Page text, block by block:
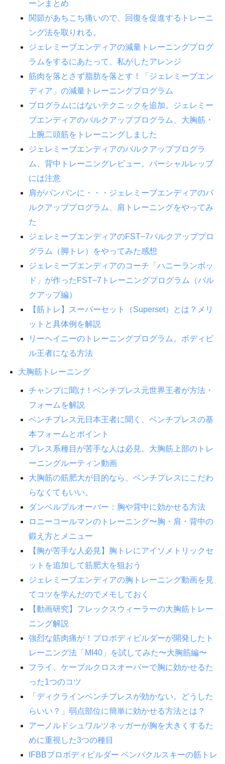
ーンまとめ
関節があちこち痛いので、回復を促進するトレーニ
ング法を取りれる。
ジェレミーブエンディアの減量トレーニングプログ
ラムをするにあたって、私がしたアレンジ
筋肉を落とさず脂肪を落とす！「ジェレミーブエン
ディア」の減量トレーニングプログラム
プログラムにはないテクニックを追加。ジェレミー
ブエンディアのバルクアッププログラム、大胸筋・
上腕二頭筋をトレーニングしました
ジェレミーブエンディアのバルクアッププログラ
ム、背中トレーニングレビュー。パーシャルレップ
には注意
肩がパンパンに・・・ジェレミーブエンディアのバ
ルクアッププログラム、肩トレーニングをやってみ
た
ジェレミーブエンディアのFST−7バルクアッププロ
グラム（脚トレ）をやってみた感想
ジェレミーブエンディアのコーチ「ハニーランボッ
ド」が作ったFST−7トレーニングプログラム（バル
クアップ編）
【筋トレ】スーパーセット（Superset）とは？メリ
ットと具体例を解説
リーヘイニーのトレーニングプログラム。ボディビ
ル王者になる方法
大胸筋トレーニング
チャンプに聞け！ベンチプレス元世界王者が方法・
フォームを解説
ベンチプレス元日本王者に聞く、ベンチプレスの基
本フォームとポイント
プレス系種目が苦手な人は必見。大胸筋上部のトレ
ーニングルーティン動画
大胸筋の筋肥大が目的なら、ベンチプレスにこだわ
らなくてもいい。
ダンベルプルオーバー：胸や背中に効かせる方法
ロニーコールマンのトレーニング〜胸・肩・背中の
鍛え方とメニュー
【胸が苦手な人必見】胸トレにアイソメトリックセ
ットを追加して筋肥大を狙おう
ジェレミーブエンディアの胸トレーニング動画を見
てコツを学んだのでメモしておく
【動画研究】フレックスウィーラーの大胸筋トレー
ニング解説
強烈な筋肉痛が！プロボディビルダーが開発したト
レーニング法「MI40」を試してみた〜大胸筋編〜
フライ、ケーブルクロスオーバーで胸に効かせるた
った1つのコツ
「ディクラインベンチプレスが効かない。どうした
らいい？」弱点部位に簡単に効かせる方法とは？
アーノルドシュワルツネッガーが胸を大きくするた
めに重視した3つの種目
IFBBプロボディビルダー ベンパクルスキーの筋トレ